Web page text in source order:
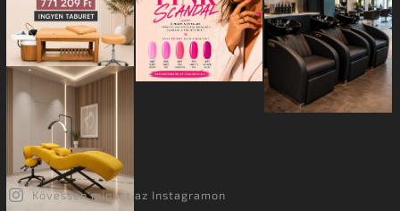
Kövessen minket az Instagramon